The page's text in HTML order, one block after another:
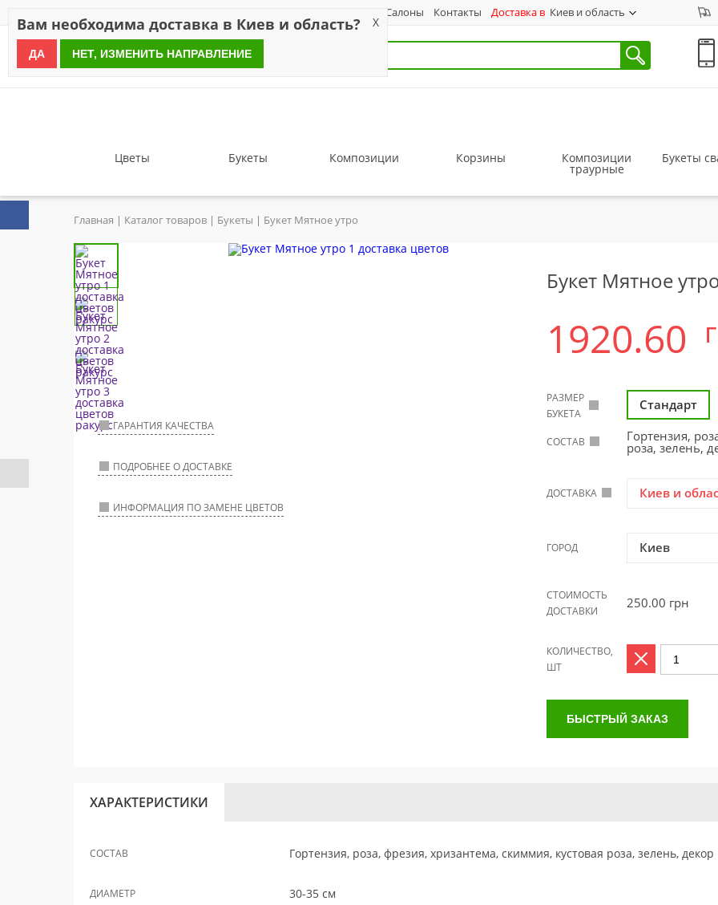
Салоны Контакты Доставка в Киев и область
since 1999
Цветы Букеты Композиции Корзины Композиции
траурные
Букеты
Главная Каталог товаров Букеты Букет Мятное утро
ГАРАНТИЯ КАЧЕСТВА
ПОДРОБНЕЕ О ДОСТАВКЕ
ИНФОРМАЦИЯ ПО ЗАМЕНЕ ЦВЕТОВ
Букет Мятное
1920.60
РАЗМЕР
БУКЕТА
Стандарт
СОСТАВ Гортензия,
роза, зелень,
ДОСТАВКА Киев и
ГОРОД Киев
СТОИМОСТЬ
ДОСТАВКИ
250.00 грн
КОЛИЧЕСТВО,
ШТ
БЫСТРЫЙ ЗАКАЗ
ХАРАКТЕРИСТИКИ
СОСТАВ Гортензия, роза, фрезия, хризантема, скиммия, кустовая роза, зелень, декор
ДИАМЕТР 30-35 см
Вам необходима доставка в Киев и область? X
ДА НЕТ, ИЗМЕНИТЬ НАПРАВЛЕНИЕ